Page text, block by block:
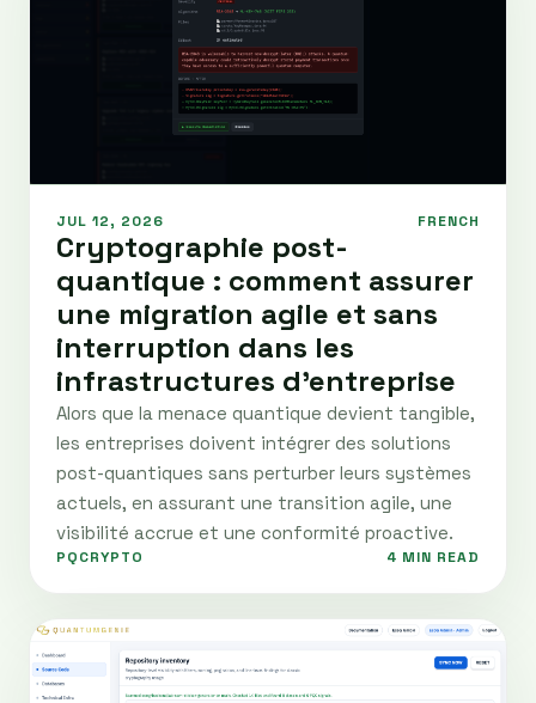
JUL 12, 2026 FRENCH
Cryptographie post-
quantique : comment assurer
une migration agile et sans
interruption dans les
infrastructures d'entreprise
Alors que la menace quantique devient tangible,
les entreprises doivent intégrer des solutions
post-quantiques sans perturber leurs systèmes
actuels, en assurant une transition agile, une
visibilité accrue et une conformité proactive.
PQCRYPTO 4 MIN READ